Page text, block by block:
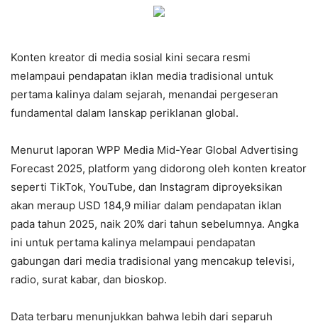
Konten kreator di media sosial kini secara resmi
melampaui pendapatan iklan media tradisional untuk
pertama kalinya dalam sejarah, menandai pergeseran
fundamental dalam lanskap periklanan global.
Menurut laporan WPP Media Mid-Year Global Advertising
Forecast 2025, platform yang didorong oleh konten kreator
seperti TikTok, YouTube, dan Instagram diproyeksikan
akan meraup USD 184,9 miliar dalam pendapatan iklan
pada tahun 2025, naik 20% dari tahun sebelumnya. Angka
ini untuk pertama kalinya melampaui pendapatan
gabungan dari media tradisional yang mencakup televisi,
radio, surat kabar, dan bioskop.
Data terbaru menunjukkan bahwa lebih dari separuh